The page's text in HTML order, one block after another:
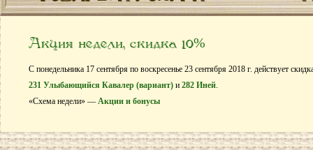
Акция недели, скидка 10%
С понедельника 17 сентября по воскресенье 23 сентября 2018 г. действует
231 Улыбающийся Кавалер (вариант) и 282 Иней.
«Схема недели» — Акции и бонусы